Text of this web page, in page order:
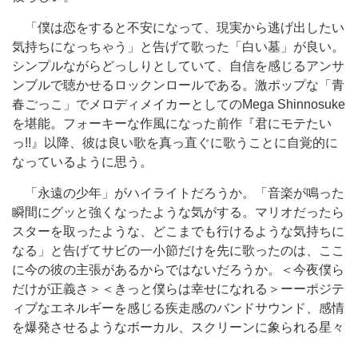
「僕は恋をすると不安になって、現実から逃げ出したい
気持ちになっちゃう」と告げて歌った「白い墓」が良い。
シンプルながらどっしりとしていて、自信を感じるアンサ
ンブルで聴かせるロックンロールである。激ポップな「青
春ごっこ」でメロディメイカーとしてのMega Shinnosuke
を堪能。フォーキーな作風になった前作『君にモテたい
っ!!』以降、彼は良い歌を真っ直ぐに歌うことに自覚的に
なっているように思う。
「永遠の少年」がハイライトだろうか。「音楽が鳴った
瞬間にグッと強くなったような気がする。マリオだったら
スターを取ったような、どこまでも行けるような気持ちに
なる」と告げてサビの一小節だけを先に歌ったのは、ここ
に今の彼の主張があるからではないだろうか。＜今夜僕ら
だけが正義さ＞＜きっと僕らは幸せになれる＞ーーポジテ
ィブなエネルギーを感じる疾走感のバンドサウンド、感情
を爆発させるようなボーカル、スクリーンに象られる星々